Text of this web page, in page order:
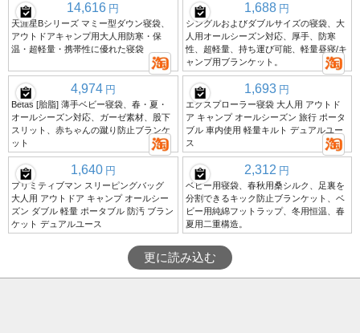
14,616 円
天涯星Bシリーズ マミー型ダウン寝袋、
アウトドアキャンプ用大人用防寒・保
温・超軽量・携帯性に優れた寝袋
1,688 円
シングルおよびダブルサイズの寝袋、大
人用オールシーズン対応、厚手、防寒
性、超軽量、持ち運び可能、軽量昼寝/キ
ャンプ用ブランケット。
4,974 円
Betas [胎脂] 薄手ベビー寝袋、春・夏・
オールシーズン対応、ガーゼ素材、股下
スリット、赤ちゃんの蹴り防止ブランケ
ット
1,693 円
エクスプローラー寝袋 大人用 アウトド
ア キャンプ オールシーズン 旅行 ポータ
ブル 車内使用 軽量キルト デュアルユー
ス
1,640 円
プリミティブマン スリーピングバッグ
大人用 アウトドア キャンプ オールシー
ズン ダブル 軽量 ポータブル 防汚 ブラン
ケット デュアルユース
2,312 円
ベビー用寝袋、春秋用桑シルク、足裏を
分割できるキック防止ブランケット、ベ
ビー用純綿フットラップ、冬用恒温、春
夏用二重構造。
更に読み込む